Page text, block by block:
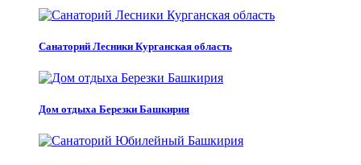
Санаторий Лесники Курганская область
Дом отдыха Березки Башкирия